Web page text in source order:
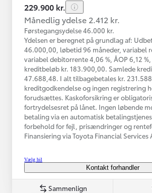
229.900 kr.
Månedlig ydelse 2.412 kr.
Førstegangsydelse 46.000 kr.
Ydelsen er beregnet på grundlag af:
46.000,00, løbetid 96 måneder, variabel
variabel debitorrente 4,06 %, ÅOP 6,12
kreditbeløb kr. 183.900,00. Samlede
47.688,48. I alt tilbagebetales kr.
kreditgodkendelse og ingen registrering
forudsættes. Kaskoforsikring er
fortrydelsesret på lånet. Ingen løbende
betaling via en automatisk
forbehold for fejl, prisændringer og
Finansiering via Toyota Financial Services
Vælg bil
Kontakt forhandler
Sammenlign